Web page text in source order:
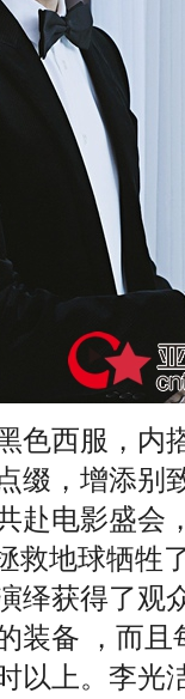
西服，内
缀，增添别
赴电影盛会
救地球牺牲
绎获得了观
装备 ，而
以上。李光